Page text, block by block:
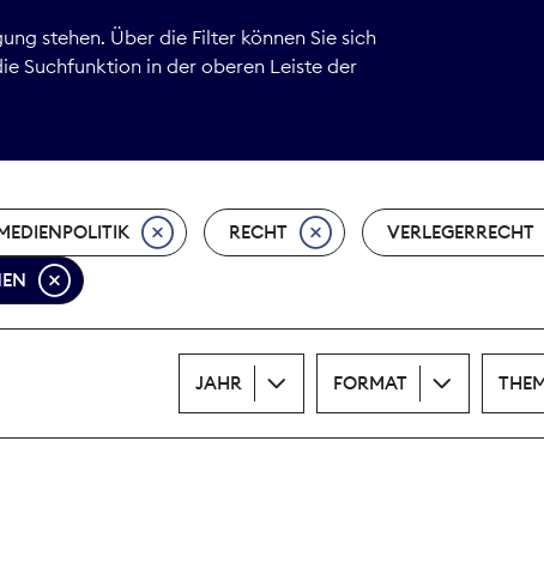
Print
stehen. Über die Filter können Sie sich
Suchfunktion in der oberen Leiste der
RECHT VERLEGERRECHT
JAHR FORMAT